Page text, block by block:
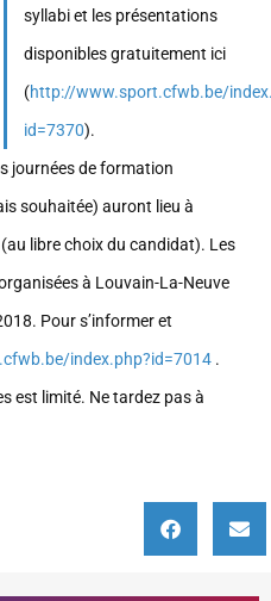
syllabi et les présentations
disponibles gratuitement ici
(http://www.sport.cfwb.be/
id=7370).
journées de formation
souhaitée) auront lieu à
libre choix du candidat). Les
à Louvain-La-Neuve
Pour s’informer et
index.php?id=7014 .
est limité. Ne tardez pas à